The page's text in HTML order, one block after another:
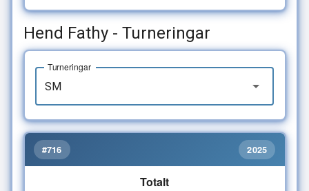
Hend Fathy - Turneringar
Turneringar
#716 2025
Totalt